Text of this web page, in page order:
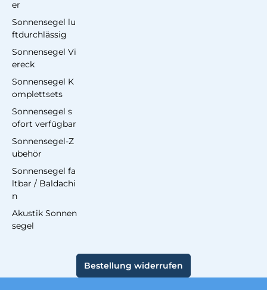
er
Sonnensegel lu
ftdurchlässig
Sonnensegel Vi
ereck
Sonnensegel K
omplettsets
Sonnensegel s
ofort verfügbar
Sonnensegel-Z
ubehör
Sonnensegel fa
ltbar / Baldachi
n
Akustik Sonnen
segel
Bestellung widerrufen